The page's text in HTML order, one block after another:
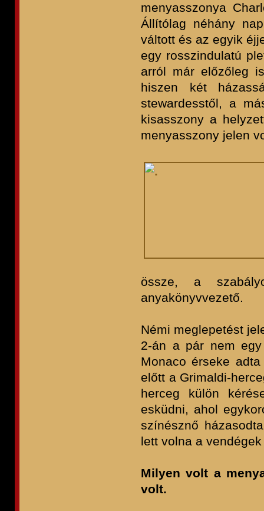
menyasszonya
Állítólag néhány
váltott és az egyik
egy rosszindulatú
arról már előzőleg
hiszen két
stewardesstől, a
kisasszony a
menyasszony jelen
össze, a
anyakönyvvezető.
Némi meglepetést
2-án a pár nem
Monaco érseke
előtt a Grimaldi-
herceg külön
esküdni, ahol
színésznő
lett volna a
Milyen volt a
volt.